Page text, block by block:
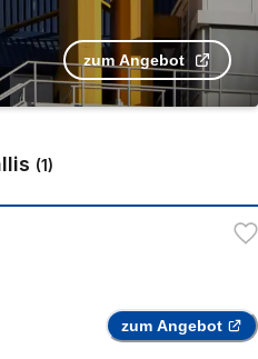
zum Angebot
(1)
zum Angebot